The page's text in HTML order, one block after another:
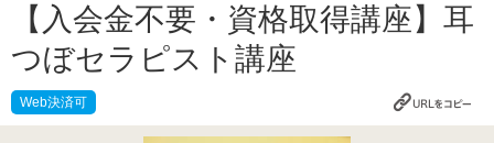
【入会金不要・資格取得講座】耳
つぼセラピスト講座
Web決済可